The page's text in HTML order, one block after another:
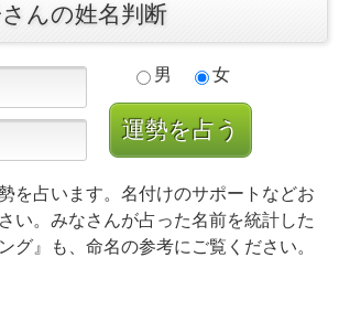
さんの姓名判断
男 女
を占います。名付けのサポートなどお
い。みなさんが占った名前を統計した
グ』も、命名の参考にご覧ください。